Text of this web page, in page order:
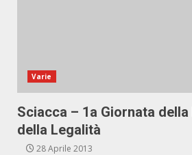
Varie
Sciacca – 1a Giornata
della Legalità
28 Aprile 2013